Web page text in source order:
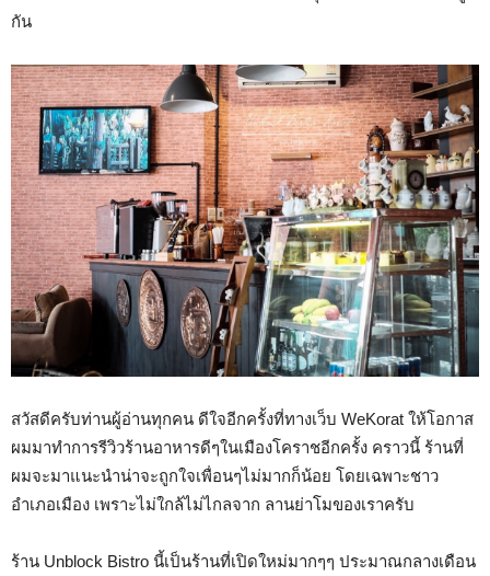
กัน
สวัสดีครับท่านผู้อ่านทุกคน ดีใจอีกครั้งที่ทางเว็บ WeKorat ให้โอกาส
ผมมาทำการรีวิวร้านอาหารดีๆในเมืองโคราชอีกครั้ง คราวนี้ ร้านที่
ผมจะมาแนะนำน่าจะถูกใจเพื่อนๆไม่มากก็น้อย โดยเฉพาะชาว
อำเภอเมือง เพราะไม่ใกล้ไม่ไกลจาก ลานย่าโมของเราครับ
ร้าน Unblock Bistro นี้เป็นร้านที่เปิดใหม่มากๆๆ ประมาณกลางเดือน